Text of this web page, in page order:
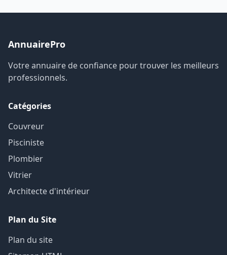
AnnuairePro
Votre annuaire de confiance pour trouver les meilleurs
professionnels.
Catégories
Couvreur
Pisciniste
Plombier
Vitrier
Architecte d'intérieur
Plan du Site
Plan du site